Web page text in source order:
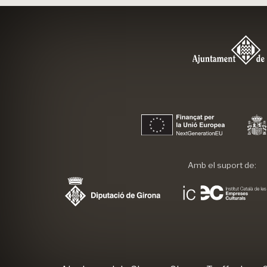
Amb el suport de: